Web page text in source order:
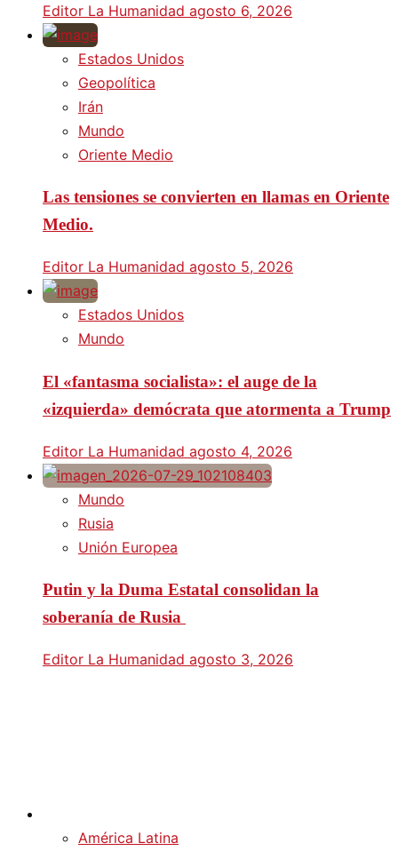
Editor La Humanidad agosto 6, 2026
Estados Unidos
Geopolítica
Irán
Mundo
Oriente Medio
Las tensiones se convierten en llamas en Oriente
Medio.
Editor La Humanidad agosto 5, 2026
Estados Unidos
Mundo
El «fantasma socialista»: el auge de la
«izquierda» demócrata que atormenta a Trump
Editor La Humanidad agosto 4, 2026
Mundo
Rusia
Unión Europea
Putin y la Duma Estatal consolidan la
soberanía de Rusia
Editor La Humanidad agosto 3, 2026
América Latina